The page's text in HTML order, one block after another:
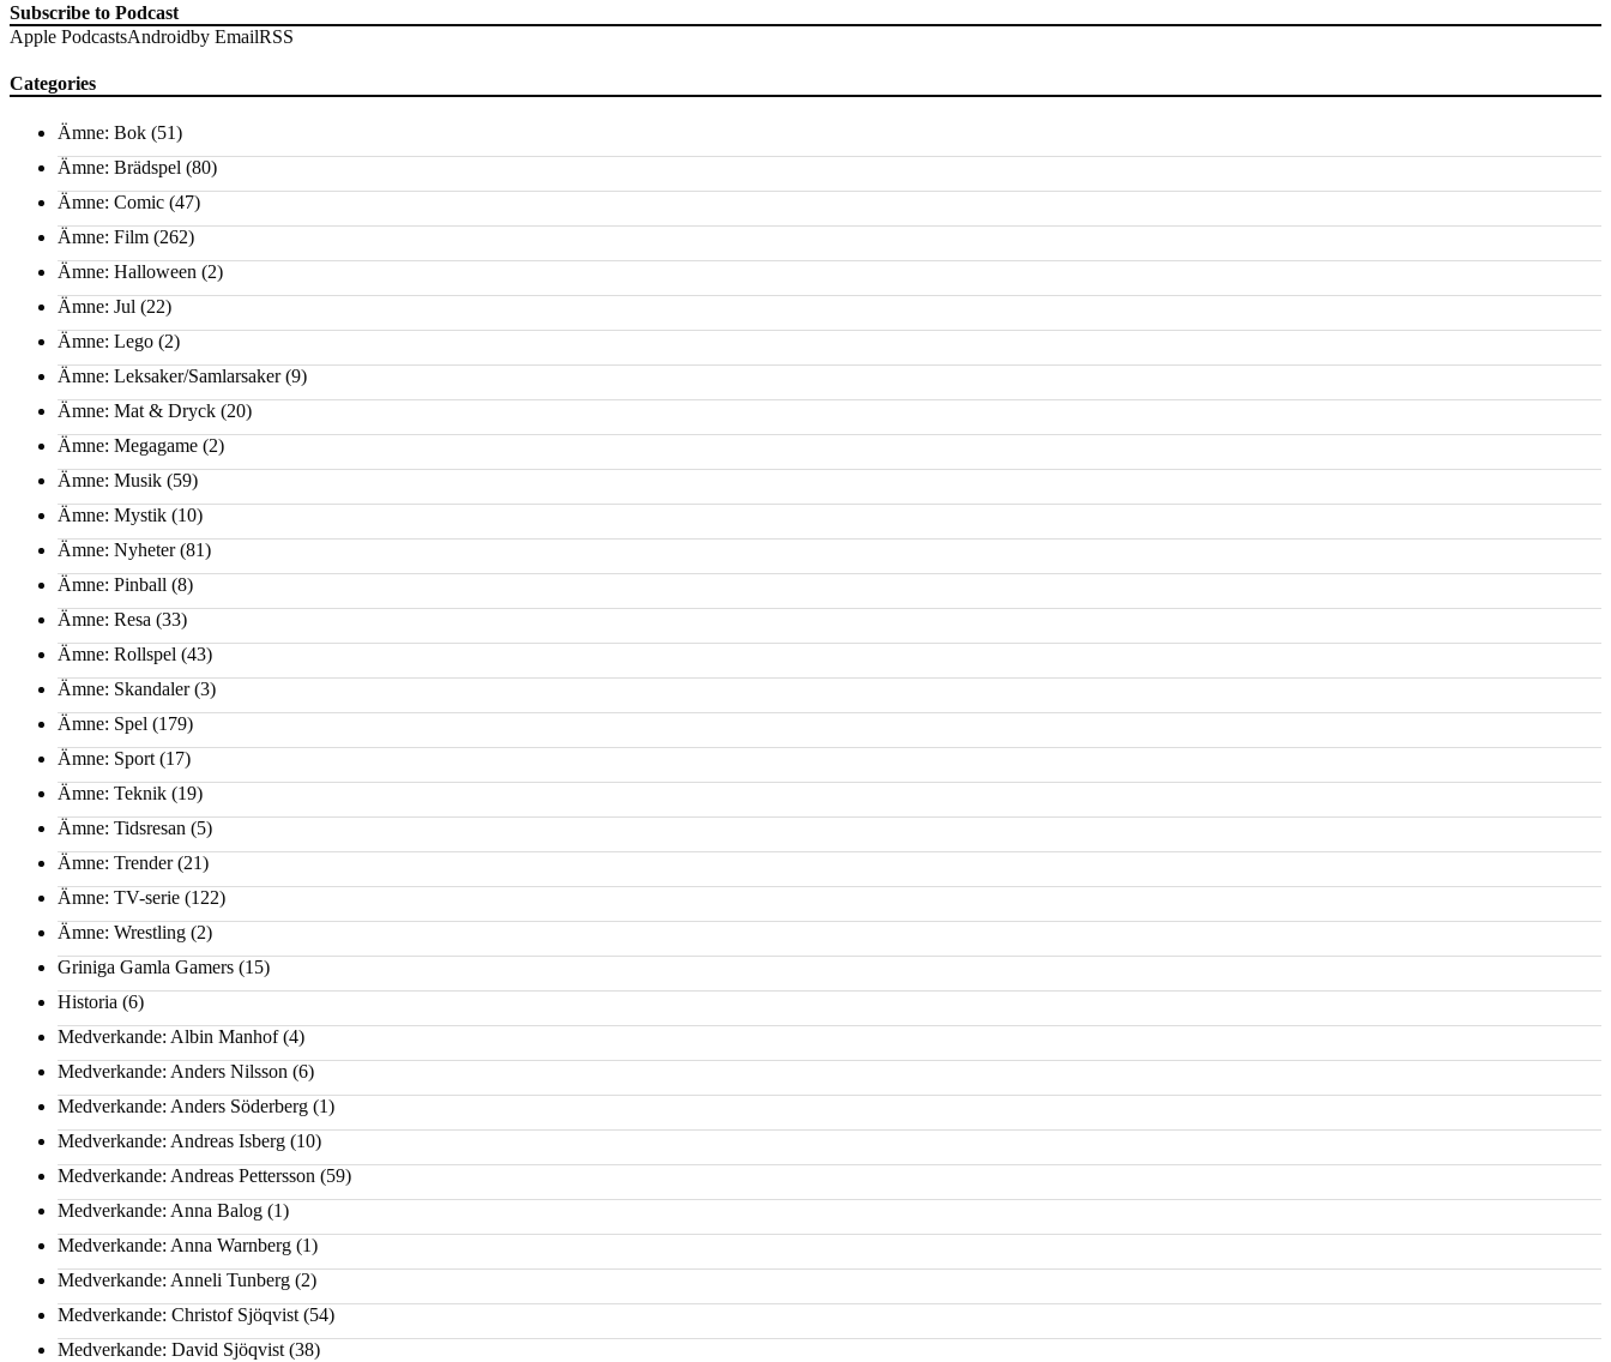
Subscribe to Podcast
Apple PodcastsAndroidby EmailRSS
Categories
Ämne: Bok (51)
Ämne: Brädspel (80)
Ämne: Comic (47)
Ämne: Film (262)
Ämne: Halloween (2)
Ämne: Jul (22)
Ämne: Lego (2)
Ämne: Leksaker/Samlarsaker(9)
Ämne: Mat & Dryck (20)
Ämne: Megagame (2)
Ämne: Musik (59)
Ämne: Mystik (10)
Ämne: Nyheter(81)
Ämne: Pinball (8)
Ämne: Resa (33)
Ämne: Rollspel (43)
Ämne: Skandaler(3)
Ämne: Spel (179)
Ämne: Sport (17)
Ämne: Teknik (19)
Ämne: Tidsresan (5)
Ämne: Trender(21)
Ämne: TV-serie (122)
Ämne: Wrestling (2)
Griniga Gamla Gamers (15)
Historia (6)
Medverkande: Albin Manhof(4)
Medverkande: Anders Nilsson (6)
Medverkande: Anders Söderberg (1)
Medverkande: Andreas Isberg (10)
Medverkande: Andreas Pettersson (59)
Medverkande: Anna Balog (1)
Medverkande: Anna Warnberg (1)
Medverkande: Anneli Tunberg (2)
Medverkande: Christof Sjöqvist (54)
Medverkande: David Sjöqvist (38)